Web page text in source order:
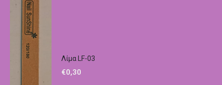
Λίμα LF-03
€0,30